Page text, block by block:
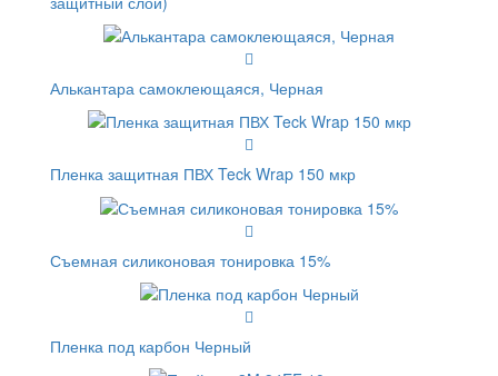
Алькантара самоклеющаяся, Черная
Пленка защитная ПВХ Teck Wrap 150 мкр
Съемная силиконовая тонировка 15%
Пленка под карбон Черный